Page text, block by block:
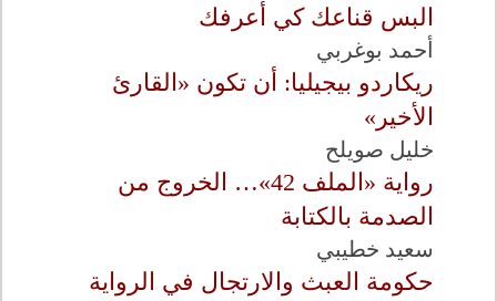
البس قناعك كي أعرفك
أحمد بوغربي
ريكاردو بيجيليا: أن تكون «القارئ
الأخير»
خليل صويلح
رواية «الملف 42»… الخروج من
الصدمة بالكتابة
سعيد خطيبي
حكومة العبث والارتجال في الرواية